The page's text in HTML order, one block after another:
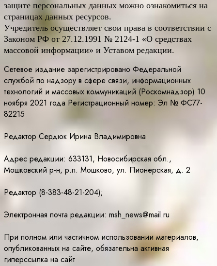
защите персональных данных можно ознакомиться на
страницах данных ресурсов.
Учредитель осуществляет свои права в соответствии с
Законом РФ от 27.12.1991 № 2124-1 «О средствах
массовой информации» и Уставом редакции.
Сетевое издание зарегистрировано Федеральной
службой по надзору в сфере связи, информационных
технологий и массовых коммуникаций (Роскомнадзор) 10
ноября 2021 года Регистрационный номер: Эл № ФС77-
82215
Редактор Сердюк Ирина Владимировна
Адрес редакции: 633131, Новосибирская обл.,
Мошковский р-н, р.п. Мошково, ул. Пионерская, д. 2
Редактор (8-383-48-21-204);
Электронная почта редакции: msh_news@mail.ru
При полном или частичном использовании материалов,
опубликованных на сайте, обязательна активная
гиперссылка на сайт